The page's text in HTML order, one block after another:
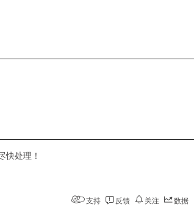
快处理！
支持 反馈 关注 数据